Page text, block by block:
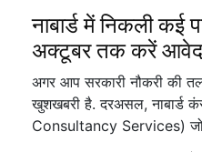
नाबार्ड में निकली कई
अक्टूबर तक करें
अगर आप सरकारी नौकरी की
खुशखबरी है. दरअसल, नाबार्ड
Consultancy Services)